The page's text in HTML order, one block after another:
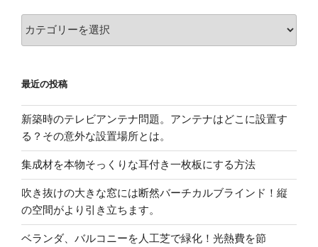
テ
ー
最近の投稿
新築時のテレビアンテナ問題。アンテナはどこに設置す
る？その意外な設置場所とは。
集成材を本物そっくりな耳付き一枚板にする方法
吹き抜けの大きな窓には断然バーチカルブラインド！縦
の空間がより引き立ちます。
ベランダ、バルコニーを人工芝で緑化！光熱費を節